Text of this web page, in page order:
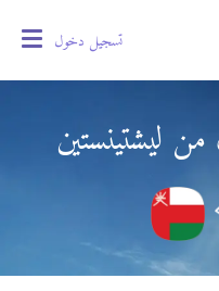
تسجيل دخول
ليشتينستين